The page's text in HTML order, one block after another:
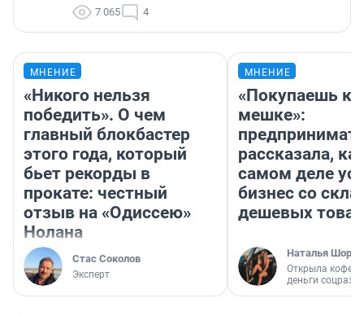
7 065 4
МНЕНИЕ
«Никого нельзя
победить». О чем
главный блокбастер
этого года, который
бьет рекорды в
прокате: честный
отзыв на «Одиссею»
Нолана
Стас Соколов
Эксперт
МНЕНИЕ
«Покупаешь
мешке»:
рассказала,
самом деле
бизнес со
дешевых
Наталья
Открыла
деньги